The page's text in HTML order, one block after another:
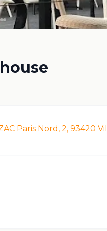
Paris Nord, 2, 93420